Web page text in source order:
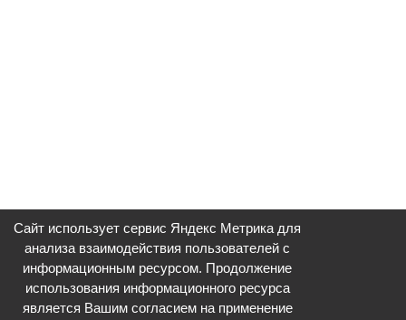
Сайт использует сервис Яндекс Метрика для
анализа взаимодействия пользователей с
информационным ресурсом. Продолжение
использования информационного ресурса
является Вашим согласием на применение